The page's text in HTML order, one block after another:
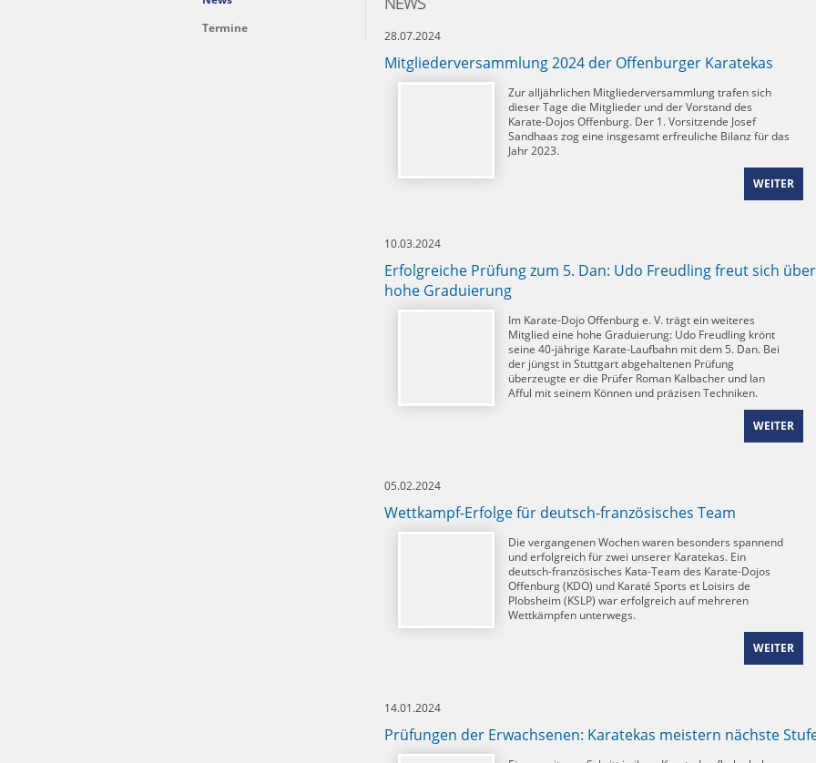
Termine
28.07.2024
Mitgliederversammlung 2024 der Offenburger Karatekas
Zur alljährlichen Mitgliederversammlung trafen sich
dieser Tage die Mitglieder und der Vorstand des
Karate-Dojos Offenburg. Der 1. Vorsitzende Josef
Sandhaas zog eine insgesamt erfreuliche Bilanz für das
Jahr 2023.
WEITER
10.03.2024
Erfolgreiche Prüfung zum 5. Dan: Udo Freudling freut sich über
hohe Graduierung
Im Karate-Dojo Offenburg e. V. trägt ein weiteres
Mitglied eine hohe Graduierung: Udo Freudling krönt
seine 40-jährige Karate-Laufbahn mit dem 5. Dan. Bei
der jüngst in Stuttgart abgehaltenen Prüfung
überzeugte er die Prüfer Roman Kalbacher und Ian
Afful mit seinem Können und präzisen Techniken.
WEITER
05.02.2024
Wettkampf-Erfolge für deutsch-französisches Team
Die vergangenen Wochen waren besonders spannend
und erfolgreich für zwei unserer Karatekas. Ein
deutsch-französisches Kata-Team des Karate-Dojos
Offenburg (KDO) und Karaté Sports et Loisirs de
Plobsheim (KSLP) war erfolgreich auf mehreren
Wettkämpfen unterwegs.
WEITER
14.01.2024
Prüfungen der Erwachsenen: Karatekas meistern nächste